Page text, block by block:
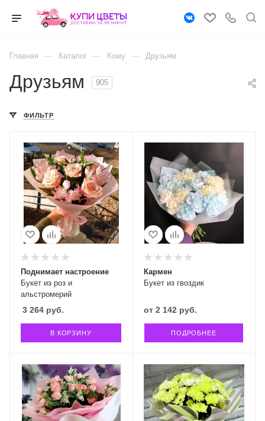
Главная — Каталог — Кому — Друзьям
Друзьям 905
ФИЛЬТР
Букет из роз и
альстромерий
Поднимает настроение
3 264 руб.
В КОРЗИНУ
Букет из гвоздик
Кармен
от 2 142 руб.
ПОДРОБНЕЕ